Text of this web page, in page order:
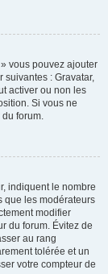
vous pouvez ajouter
suivantes : Gravatar,
activer ou non les
Si vous ne
du forum.
indiquent le nombre
que les modérateurs
modifier
du forum. Évitez de
au rang
tolérée et un
votre compteur de